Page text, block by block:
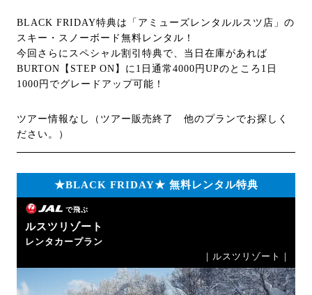
BLACK FRIDAY特典は「アミューズレンタルルスツ店」の
スキー・スノーボード無料レンタル！
今回さらにスペシャル割引特典で、当日在庫があれば
BURTON【STEP ON】に1日通常4000円UPのところ1日
1000円でグレードアップ可能！
ツアー情報なし（ツアー販売終了 他のプランでお探しく
ださい。）
★BLACK FRIDAY★ 無料レンタル特典
で飛ぶ
ルスツリゾート
レンタカープラン
｜ルスツリゾート｜